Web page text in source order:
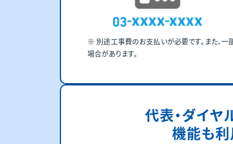
別途工事費のお支払いが必要です。また、
場合があります。
代表・ダイヤ
機能も利